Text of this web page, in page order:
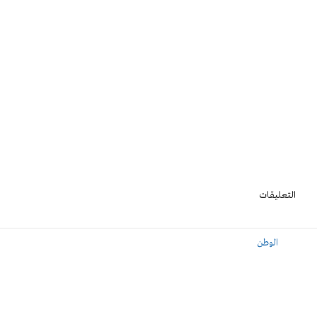
التعليقات
الوطن